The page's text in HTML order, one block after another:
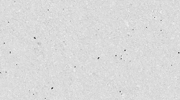
with
American Graffiti Printings with
Autograph (A)
2,200円
(税込)